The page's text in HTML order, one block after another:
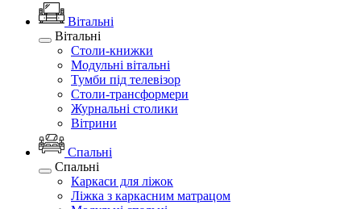
Вітальні
Вітальні
Столи-книжки
Модульні вітальні
Тумби під телевізор
Столи-трансформери
Журнальні столики
Вітрини
Спальні
Спальні
Каркаси для ліжок
Ліжка з каркасним матрацом